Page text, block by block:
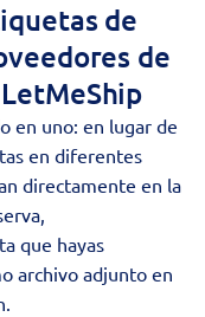
de
de
en uno: en lugar de
en diferentes
directamente en la
que hayas
archivo adjunto en